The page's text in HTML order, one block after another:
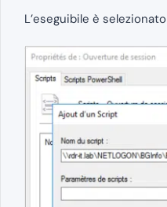
L’eseguibile è selezionato